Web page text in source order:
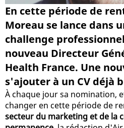
En cette période de
Moreau se lance dans
challenge
nouveau Directeur
Health France. Une
s'ajouter à un CV déjà
À chaque jour sa nomination,
changer en cette période de
secteur du marketing et de la